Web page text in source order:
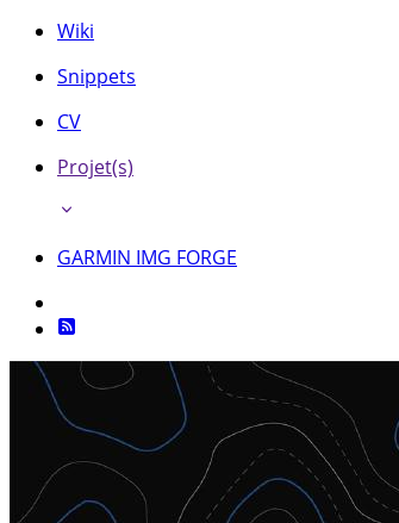
Wiki
Snippets
CV
Projet(s)
GARMIN IMG FORGE